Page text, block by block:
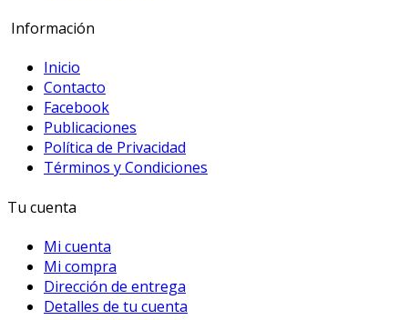
Información
Inicio
Contacto
Facebook
Publicaciones
Política de Privacidad
Términos y Condiciones
Tu cuenta
Mi cuenta
Mi compra
Dirección de entrega
Detalles de tu cuenta